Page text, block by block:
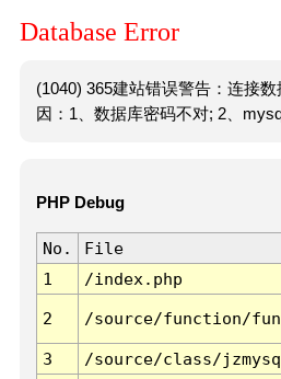
Database Error
(1040) 365建站错误警告：连接
因：1、数据库密码不对; 2、
PHP Debug
No. File
1
/index.php
2 /source/function/
3 /source/class/